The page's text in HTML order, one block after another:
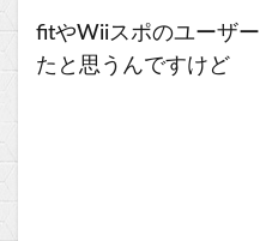
fitやWiiスポのユーザ
たと思うんですけど